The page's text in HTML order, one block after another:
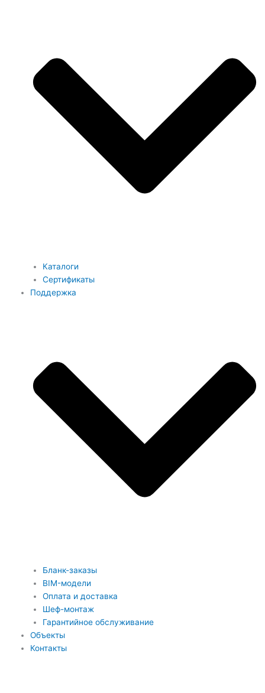
Каталоги
Сертификаты
Поддержка
Бланк-заказы
BIM-модели
Оплата и доставка
Шеф-монтаж
Гарантийное обслуживание
Объекты
Контакты